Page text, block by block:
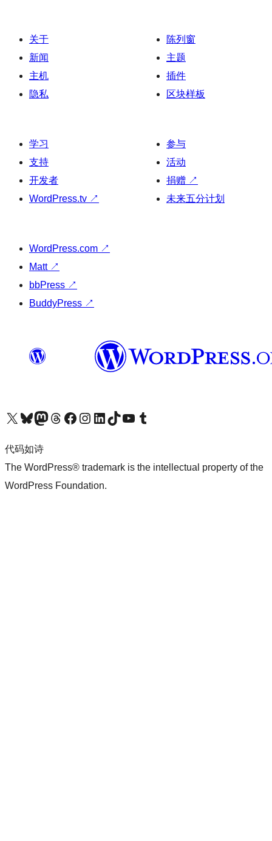
关于
新闻
主机
隐私
陈列窗
主题
插件
区块样板
学习
支持
开发者
WordPress.tv ↗
参与
活动
捐赠 ↗
未来五分计划
WordPress.com ↗
Matt ↗
bbPress ↗
BuddyPress ↗
关注我们的 X（原 Twitter）账号访问我们的 Bluesky 账号关注我们的 Mastodon 账号访问我们的 Threads 账号 访问我们的 Facebook 公共主页关注我们的 Instagram 账号 关注我们的 LinkedIn 主页访问我们的 TikTok 账号访问我们的 YouTube 频道 访问我们的 Tumblr 账号
代码如诗
The WordPress® trademark is the intellectual property of the
WordPress Foundation.